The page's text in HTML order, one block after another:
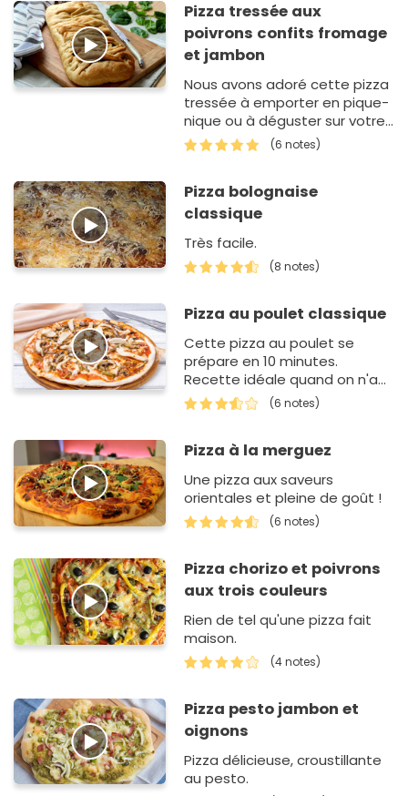
Pizza tressée aux
poivrons confits fromage
et jambon
Nous avons adoré cette pizza
tressée à emporter en pique-
nique ou à déguster sur votre
terrasse. Vous pouvez la
décliner &…
(6 notes)
Pizza bolognaise
classique
Très facile.
(8 notes)
Pizza au poulet classique
Cette pizza au poulet se
prépare en 10 minutes.
Recette idéale quand on n'a
pas le temps de cuisiner !
(6 notes)
Pizza à la merguez
Une pizza aux saveurs
orientales et pleine de goût !
(6 notes)
Pizza chorizo et poivrons
aux trois couleurs
Rien de tel qu'une pizza fait
maison.
(4 notes)
Pizza pesto jambon et
oignons
Pizza délicieuse, croustillante
au pesto.